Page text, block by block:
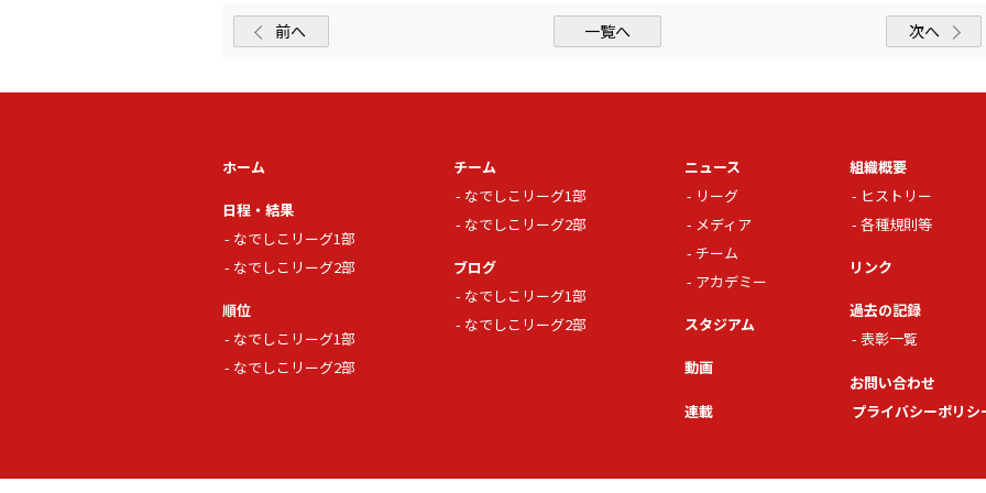
前へ 一覧へ 次へ
ホーム
日程・結果
なでしこリーグ1部
なでしこリーグ2部
順位
なでしこリーグ1部
なでしこリーグ2部
チーム
なでしこリーグ1部
なでしこリーグ2部
ブログ
なでしこリーグ1部
なでしこリーグ2部
ニュース
リーグ
メディア
チーム
アカデミー
スタジアム
動画
連載
組織概要
ヒストリー
各種規則等
リンク
過去の記録
表彰一覧
お問い合わせ
プライバシーポリシ